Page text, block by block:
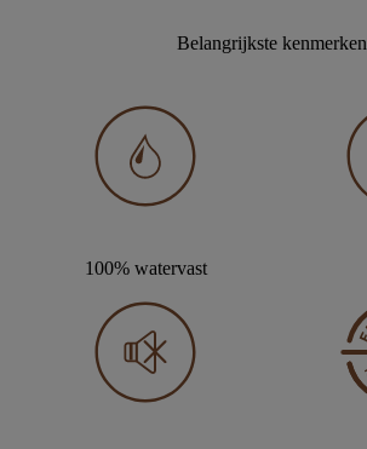
Belangrijkste kenmerken
100% watervast